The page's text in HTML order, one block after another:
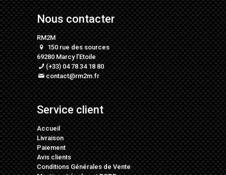
Nous contacter
RM2M
150 rue des sources
69280 Marcy l’Etoile
(+33) 04 78 34 18 80
contact@rm2m.fr
Service client
Accueil
Livraison
Paiement
Avis clients
Conditions Générales de Vente